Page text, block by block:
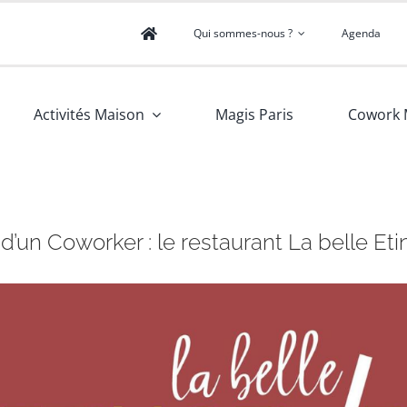
Qui sommes-nous ? Agenda
Activités Maison Magis Paris Cowork
Coworker : le restaurant La belle